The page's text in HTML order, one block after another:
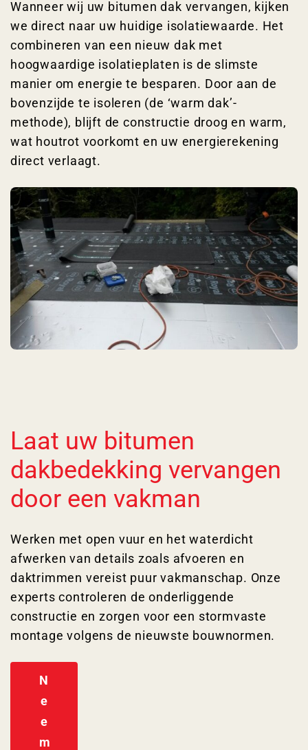
Wanneer wij uw bitumen dak vervangen, kijken
we direct naar uw huidige isolatiewaarde. Het
combineren van een nieuw dak met
hoogwaardige isolatieplaten is de slimste
manier om energie te besparen. Door aan de
bovenzijde te isoleren (de ‘warm dak’-
methode), blijft de constructie droog en warm,
wat houtrot voorkomt en uw energierekening
direct verlaagt.
Laat uw bitumen
dakbedekking vervangen
door een vakman
Werken met open vuur en het waterdicht
afwerken van details zoals afvoeren en
daktrimmen vereist puur vakmanschap. Onze
experts controleren de onderliggende
constructie en zorgen voor een stormvaste
montage volgens de nieuwste bouwnormen.
N
e
e
m